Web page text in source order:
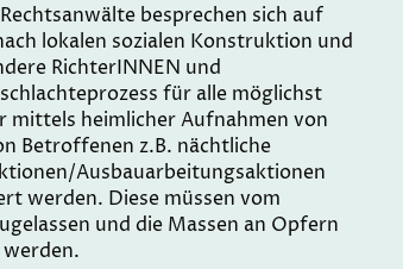
besprechen sich auf
lokalen sozialen Konstruktion und
RichterINNEN und
für alle möglichst
heimlicher Aufnahmen von
Betroffenen z.B. nächtliche
Ausbauarbeitungsaktionen
werden. Diese müssen vom
und die Massen an Opfern